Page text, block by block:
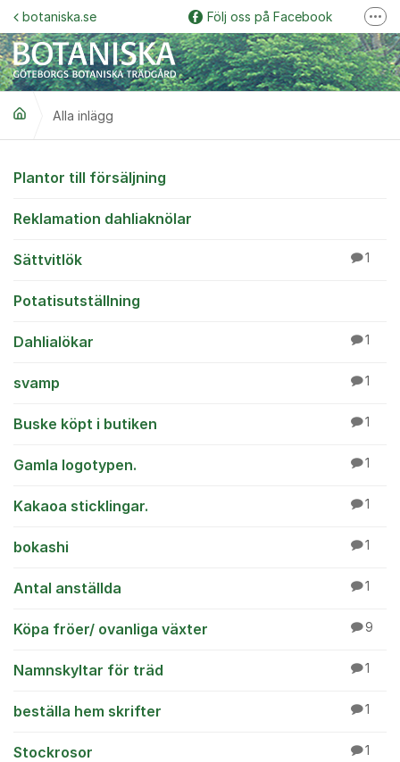
Hoppa till innehåll
botaniska.se Följ oss på Facebook
Följ oss på Instagram
Botaniska trädgårdspodden
Alla inlägg
Alla inlägg
Plantor till försäljning
Reklamation dahliaknölar
Sättvitlök 1
Potatisutställning
Dahlialökar 1
svamp 1
Buske köpt i butiken 1
Gamla logotypen. 1
Kakaoa sticklingar. 1
bokashi 1
Antal anställda 1
Köpa fröer/ ovanliga växter 9
Namnskyltar för träd 1
beställa hem skrifter 1
Stockrosor 1